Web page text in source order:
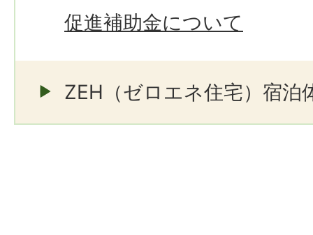
促進補助金について
ZEH（ゼロエネ住宅）宿泊